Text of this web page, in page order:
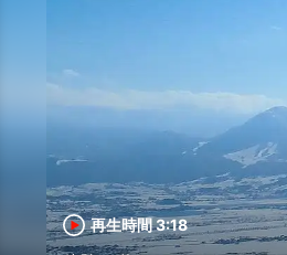
再生時間 3:18